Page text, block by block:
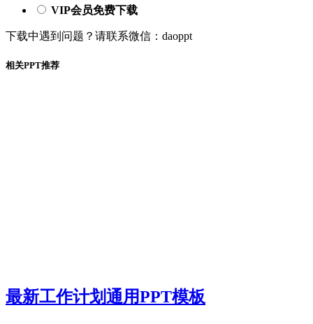
VIP会员免费下载
下载中遇到问题？请联系微信：daoppt
相关PPT推荐
最新工作计划通用PPT模板